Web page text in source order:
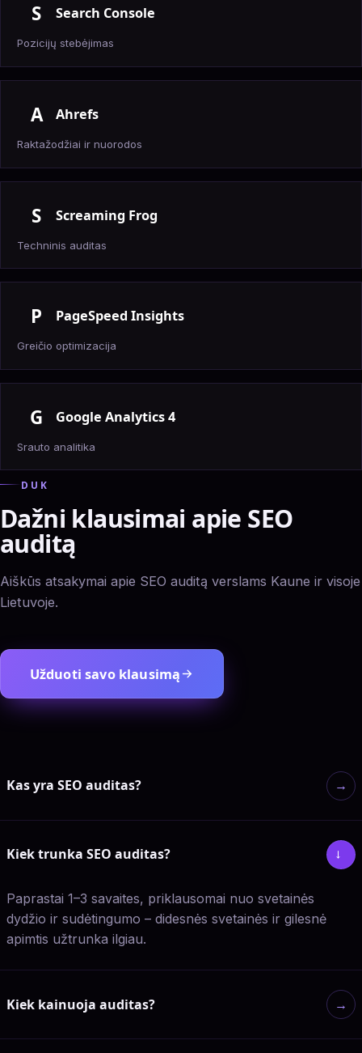
S Search Console
Pozicijų stebėjimas
A Ahrefs
Raktažodžiai ir nuorodos
S Screaming Frog
Techninis auditas
P PageSpeed Insights
Greičio optimizacija
G Google Analytics 4
Srauto analitika
DUK
Dažni klausimai apie SEO
auditą
Aiškūs atsakymai apie SEO auditą verslams Kaune ir visoje
Lietuvoje.
Užduoti savo klausimą
Kas yra SEO auditas? →
Kiek trunka SEO auditas? →
Paprastai 1–3 savaites, priklausomai nuo svetainės
dydžio ir sudėtingumo – didesnės svetainės ir gilesnė
apimtis užtrunka ilgiau.
Kiek kainuoja auditas? →